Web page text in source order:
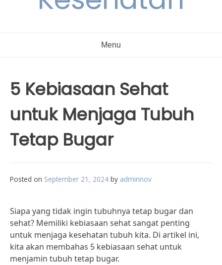
Menu
5 Kebiasaan Sehat
untuk Menjaga Tubuh
Tetap Bugar
Posted on September 21, 2024 by adminnov
Siapa yang tidak ingin tubuhnya tetap bugar dan
sehat? Memiliki kebiasaan sehat sangat penting
untuk menjaga kesehatan tubuh kita. Di artikel ini,
kita akan membahas 5 kebiasaan sehat untuk
menjamin tubuh tetap bugar.